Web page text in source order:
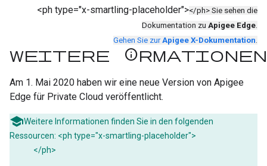
<ph type="x-smartling-placeholder"></ph> Sie sehen die
Dokumentation zu Apigee Edge.
Gehen Sie zurApigee X-Dokumentation.
Weitere Informationen
Am 1. Mai 2020 haben wir eine neue Version von Apigee
Edge für Private Cloud veröffentlicht.
Weitere Informationen finden Sie in den folgenden
Ressourcen: <ph type="x-smartling-placeholder">
</ph>